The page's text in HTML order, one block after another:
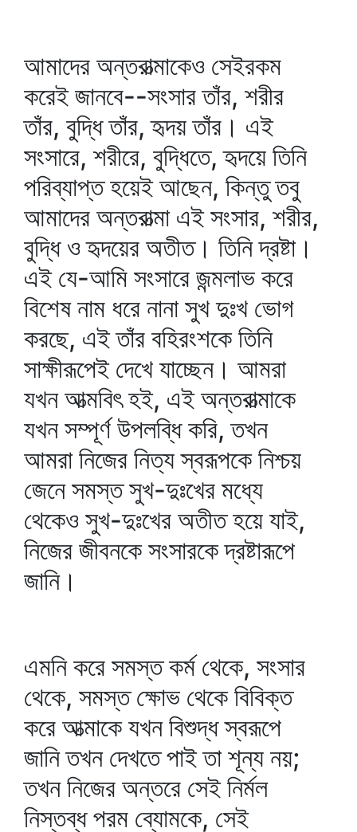
আমাদের অন্তরাত্মাকেও সেইরকম
করেই জানবে--সংসার তাঁর, শরীর
তাঁর, বুদ্ধি তাঁর, হৃদয় তাঁর। এই
সংসারে, শরীরে, বুদ্ধিতে, হৃদয়ে তিনি
পরিব্যাপ্ত হয়েই আছেন, কিন্তু তবু
আমাদের অন্তরাত্মা এই সংসার, শরীর,
বুদ্ধি ও হৃদয়ের অতীত। তিনি দ্রষ্টা।
এই যে-আমি সংসারে জন্মলাভ করে
বিশেষ নাম ধরে নানা সুখ দুঃখ ভোগ
করছে, এই তাঁর বহিরংশকে তিনি
সাক্ষীরূপেই দেখে যাচ্ছেন। আমরা
যখন আত্মবিৎ হই, এই অন্তরাত্মাকে
যখন সম্পূর্ণ উপলব্ধি করি, তখন
আমরা নিজের নিত্য স্বরূপকে নিশ্চয়
জেনে সমস্ত সুখ-দুঃখের মধ্যে
থেকেও সুখ-দুঃখের অতীত হয়ে যাই,
নিজের জীবনকে সংসারকে দ্রষ্টারূপে
জানি।
এমনি করে সমস্ত কর্ম থেকে, সংসার
থেকে, সমস্ত ক্ষোভ থেকে বিবিক্ত
করে আত্মাকে যখন বিশুদ্ধ স্বরূপে
জানি তখন দেখতে পাই তা শূন্য নয়;
তখন নিজের অন্তরে সেই নির্মল
নিস্তব্ধ পরম ব্যোমকে, সেই